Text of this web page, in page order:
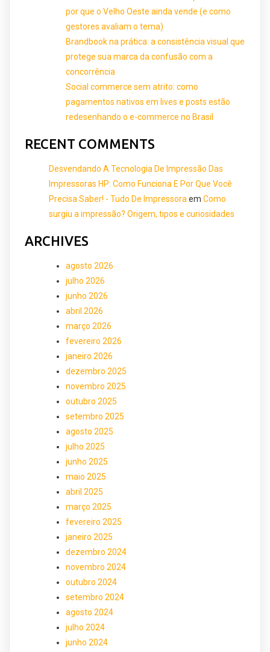
por que o Velho Oeste ainda vende (e como
gestores avaliam o tema)
Brandbook na prática: a consistência visual que
protege sua marca da confusão com a
concorrência
Social commerce sem atrito: como
pagamentos nativos em lives e posts estão
redesenhando o e-commerce no Brasil
RECENT COMMENTS
Desvendando A Tecnologia De Impressão Das
Impressoras HP: Como Funciona E Por Que Você
Precisa Saber! - Tudo De Impressora em Como
surgiu a impressão? Origem, tipos e curiosidades
ARCHIVES
agosto 2026
julho 2026
junho 2026
abril 2026
março 2026
fevereiro 2026
janeiro 2026
dezembro 2025
novembro 2025
outubro 2025
setembro 2025
agosto 2025
julho 2025
junho 2025
maio 2025
abril 2025
março 2025
fevereiro 2025
janeiro 2025
dezembro 2024
novembro 2024
outubro 2024
setembro 2024
agosto 2024
julho 2024
junho 2024